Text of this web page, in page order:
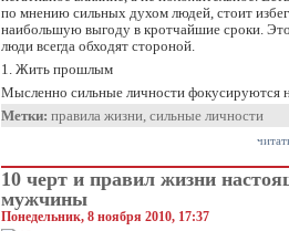
по мнению сильных духом людей, стоит
наибольшую выгоду в кротчайшие сроки.
люди всегда обходят стороной.
1. Жить прошлым
Мысленно сильные личности фокусируются
Метки: правила жизни, сильные личности
10 черт и правил жизни
мужчины
Понедельник, 8 ноября 2010, 17:37